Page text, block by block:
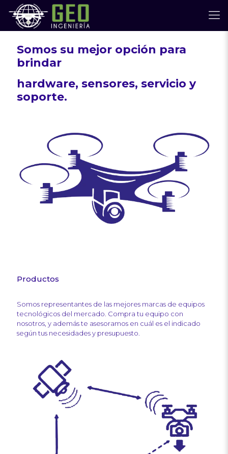
Somos su mejor opción para
brindar
hardware, sensores, servicio y
soporte.
Productos
Somos representantes de las mejores marcas de equipos
tecnológicos del mercado. Compra tu equipo con
nosotros, y además te asesoramos en cuál es el indicado
según tus necesidades y presupuesto.